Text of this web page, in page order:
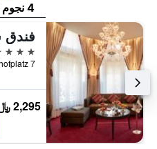
4 نجوم أو أكثر
5 نجوم
2,295 ﷼